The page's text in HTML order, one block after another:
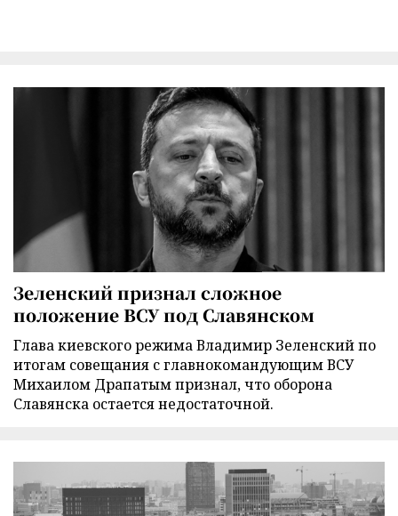
Зеленский признал сложное
положение ВСУ под Славянском
Глава киевского режима Владимир Зеленский по
итогам совещания с главнокомандующим ВСУ
Михаилом Драпатым признал, что оборона
Славянска остается недостаточной.